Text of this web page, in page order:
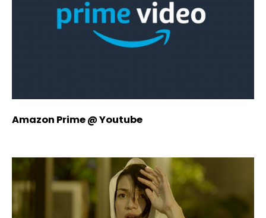
Amazon Prime @ Youtube